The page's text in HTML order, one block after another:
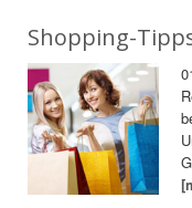
Shopping-